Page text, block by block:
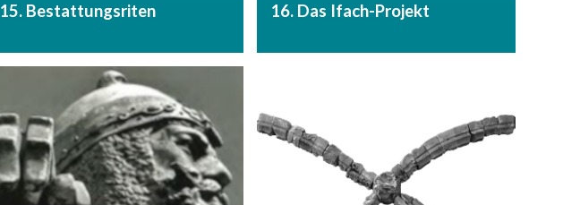
15. Bestattungsriten 16. Das Ifach-Projekt